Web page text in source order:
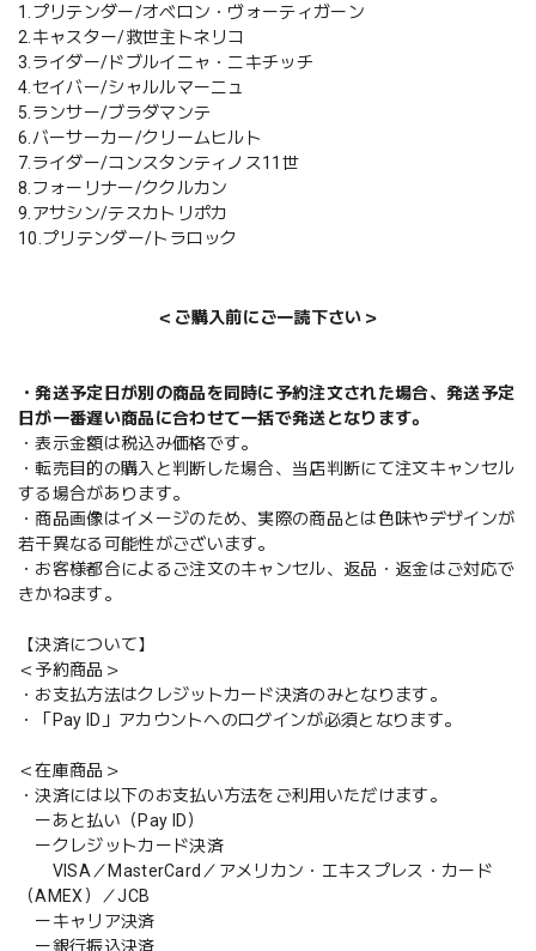
1.プリテンダー/オベロン・ヴォーティガーン
2.キャスター/救世主トネリコ
3.ライダー/ドブルイニャ・ニキチッチ
4.セイバー/シャルルマーニュ
5.ランサー/ブラダマンテ
6.バーサーカー/クリームヒルト
7.ライダー/コンスタンティノス11世
8.フォーリナー/ククルカン
9.アサシン/テスカトリポカ
10.プリテンダー/トラロック
＜ご購入前にご一読下さい＞
・発送予定日が別の商品を同時に予約注文された場合、発送予定
日が一番遅い商品に合わせて一括で発送となります。
・表示金額は税込み価格です。
・転売目的の購入と判断した場合、当店判断にて注文キャンセル
する場合があります。
・商品画像はイメージのため、実際の商品とは色味やデザインが
若干異なる可能性がございます。
・お客様都合によるご注文のキャンセル、返品・返金はご対応で
きかねます。
【決済について】
＜予約商品＞
・お支払方法はクレジットカード決済のみとなります。
・「Pay ID」アカウントへのログインが必須となります。
＜在庫商品＞
・決済には以下のお支払い方法をご利用いただけます。
ーあと払い（Pay ID）
ークレジットカード決済
VISA／MasterCard／アメリカン・エキスプレス・カード
（AMEX）／JCB
ーキャリア決済
ー銀行振込決済